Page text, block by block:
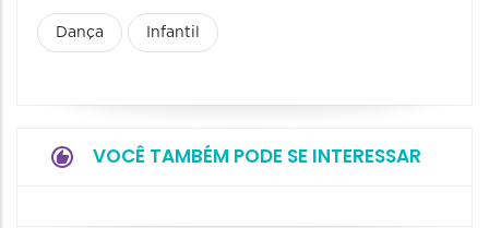
Dança Infantil
VOCÊ TAMBÉM PODE SE INTERESSAR